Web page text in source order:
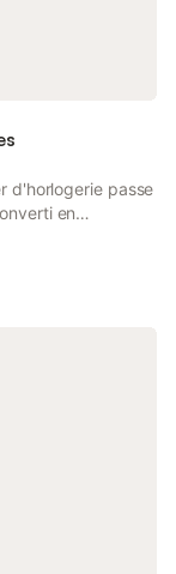
d'horlogerie passe
en
et nature
"Gouttes